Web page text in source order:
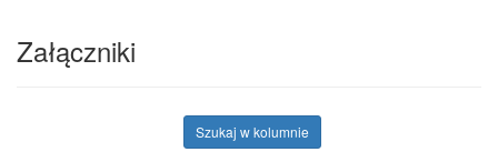
Załączniki
Szukaj w kolumnie